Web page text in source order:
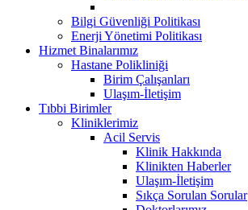
Bilgi Güvenliği Politikası
Enerji Yönetimi Politikası
Hizmet Binalarımız
Hastane Polikliniği
Birim Çalışanları
Ulaşım-İletişim
Tıbbi Birimler
Kliniklerimiz
Acil Servis
Klinik Hakkında
Klinikten Haberler
Ulaşım-İletişim
Sıkça Sorulan Sorular